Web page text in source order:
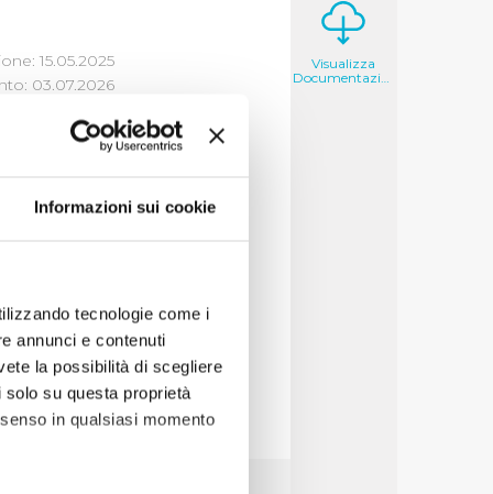
Informazioni sui cookie
tecnologie come i
annunci e contenuti
la possibilità di scegliere
su questa proprietà
in qualsiasi momento
15.05.2025
03.07.2026
DI OIV
(visualizza
Visualizza
Documentazione